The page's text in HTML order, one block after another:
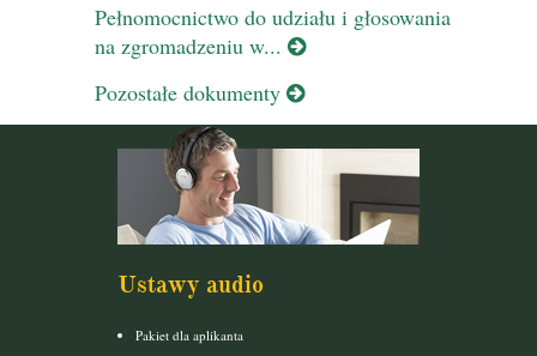
Pełnomocnictwo do udziału i głosowania
na zgromadzeniu w...
Pozostałe dokumenty
Ustawy audio
Pakiet dla aplikanta